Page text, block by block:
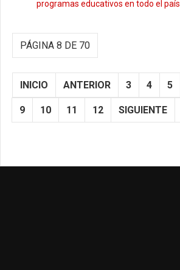
programas educativos en todo el país
PÁGINA 8 DE 70
INICIO ANTERIOR 3 4 5
9 10 11 12 SIGUIENTE